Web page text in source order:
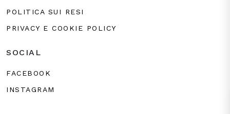
POLITICA SUI RESI
PRIVACY E COOKIE POLICY
SOCIAL
FACEBOOK
INSTAGRAM